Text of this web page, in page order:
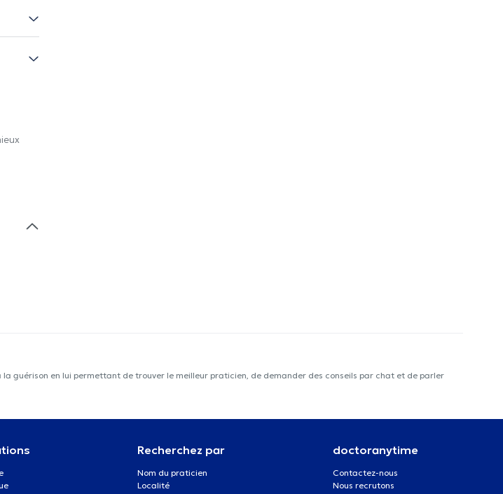
guérison en lui permettant de trouver le meilleur praticien, de demander des conseils par chat et de parler
Recherchez par
Nom du praticien
Localité
doctoranytime
Contactez-nous
Nous recrutons